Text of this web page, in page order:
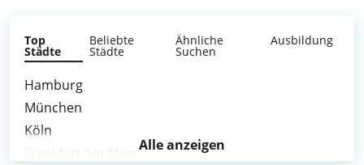
Top
Städte
Beliebte
Städte
Ähnliche
Suchen
Ausbildung
Hamburg
München
Köln
Alle anzeigen